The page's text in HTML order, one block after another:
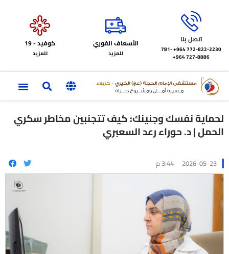
اتصل بنا
772-822-2230‏ 964+
781-
727-8886 964+
الأسعاف الفوري
للمزيد
كوفيد - 19
للمزيد
لحماية نفسك وجنينك: كيف تتجنبين مخاطر سكري
الحمل | د. حوراء رعد السعبري
2026-05-23 3:44 م